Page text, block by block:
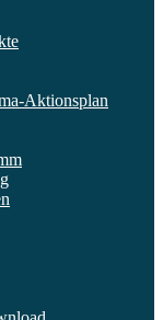
Aktionsplan